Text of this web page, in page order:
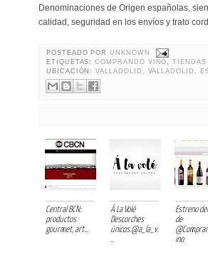
Denominaciones de Origen españolas,
calidad, seguridad en los envíos y trato
POSTEADO POR UNKNOWN
ETIQUETAS:COMPRANDO VINO ,
UBICACIÓN:VALLADOLID, VALLADOLID,
Central BCN:
productos
gourmet, art...
Á La Volé
Descorches
únicos.@a_la_v.
..
Estreno
de
ino